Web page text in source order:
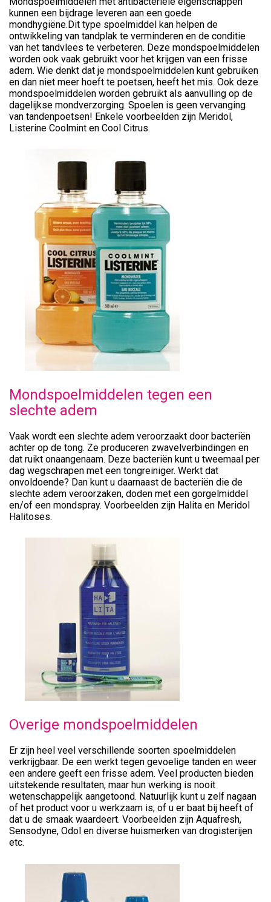
kunnen een bijdrage leveren aan een goede
mondhygiëne.Dit type spoelmiddel kan helpen de
ontwikkeling van tandplak te verminderen en de conditie
van het tandvlees te verbeteren. Deze mondspoelmiddelen
worden ook vaak gebruikt voor het krijgen van een frisse
adem. Wie denkt dat je mondspoelmiddelen kunt gebruiken
en dan niet meer hoeft te poetsen, heeft het mis. Ook deze
mondspoelmiddelen worden gebruikt als aanvulling op de
dagelijkse mondverzorging. Spoelen is geen vervanging
van tandenpoetsen! Enkele voorbeelden zijn Meridol,
Listerine Coolmint en Cool Citrus.
Mondspoelmiddelen tegen een
slechte adem
Vaak wordt een slechte adem veroorzaakt door bacteriën
achter op de tong. Ze produceren zwavelverbindingen en
dat ruikt onaangenaam. Deze bacteriën kunt u tweemaal per
dag wegschrapen met een tongreiniger. Werkt dat
onvoldoende? Dan kunt u daarnaast de bacteriën die de
slechte adem veroorzaken, doden met een gorgelmiddel
en/of een mondspray. Voorbeelden zijn Halita en Meridol
Halitoses.
Overige mondspoelmiddelen
Er zijn heel veel verschillende soorten spoelmiddelen
verkrijgbaar. De een werkt tegen gevoelige tanden en weer
een andere geeft een frisse adem. Veel producten bieden
uitstekende resultaten, maar hun werking is nooit
wetenschappelijk aangetoond. Natuurlijk kunt u zelf nagaan
of het product voor u werkzaam is, of u er baat bij heeft of
dat u de smaak waardeert. Voorbeelden zijn Aquafresh,
Sensodyne, Odol en diverse huismerken van drogisterijen
etc.